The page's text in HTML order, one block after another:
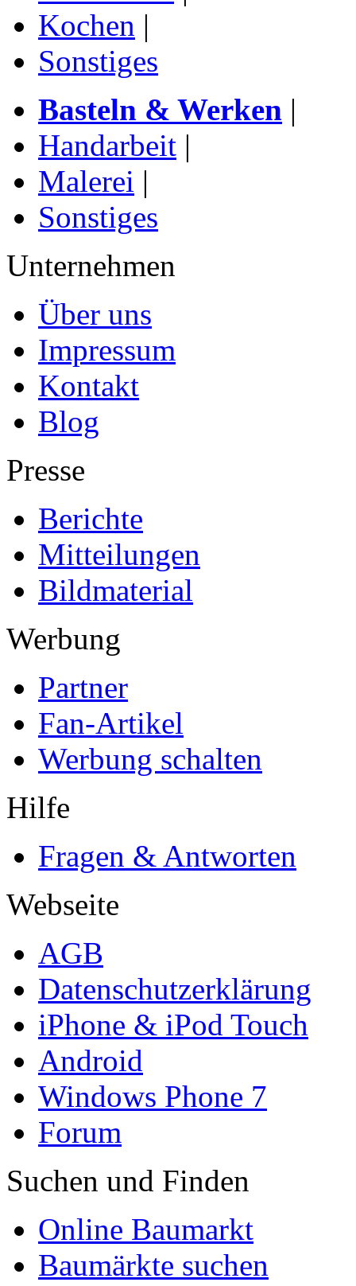
Kochen |
Sonstiges
Basteln & Werken |
Handarbeit |
Malerei |
Sonstiges
Unternehmen
Über uns
Impressum
Kontakt
Blog
Presse
Berichte
Mitteilungen
Bildmaterial
Werbung
Partner
Fan-Artikel
Werbung schalten
Hilfe
Fragen & Antworten
Webseite
AGB
Datenschutzerklärung
iPhone & iPod Touch
Android
Windows Phone 7
Forum
Suchen und Finden
Online Baumarkt
Baumärkte suchen